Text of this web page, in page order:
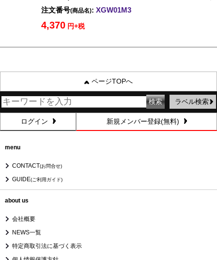
注文番号(商品名): XGW01M3
4,370 円+税
ページTOPへ
ラベル検索
ログイン 新規メンバー登録(無料)
menu
CONTACT(お問合せ)
GUIDE(ご利用ガイド)
about us
会社概要
NEWS一覧
特定商取引法に基づく表示